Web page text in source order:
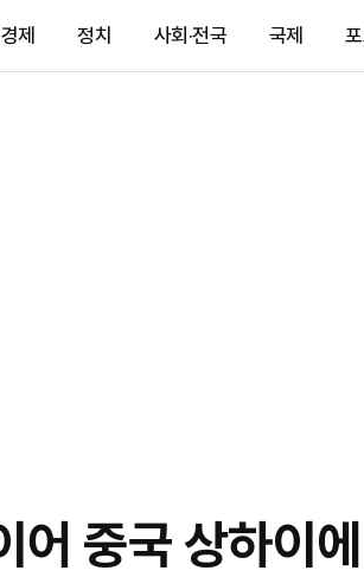
경제 정치 사회·전국 국제
어 중국 상하이